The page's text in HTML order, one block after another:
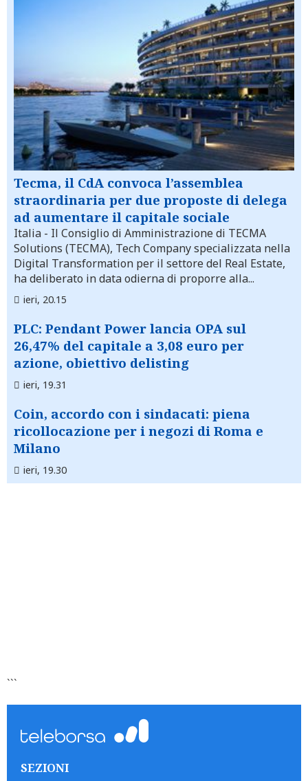
Tecma, il CdA convoca l’assemblea
straordinaria per due proposte di delega
ad aumentare il capitale sociale
Italia - Il Consiglio di Amministrazione di TECMA
Solutions (TECMA), Tech Company specializzata nella
Digital Transformation per il settore del Real Estate,
ha deliberato in data odierna di proporre alla...
ieri, 20.15
PLC: Pendant Power lancia OPA sul
26,47% del capitale a 3,08 euro per
azione, obiettivo delisting
ieri, 19.31
Coin, accordo con i sindacati: piena
ricollocazione per i negozi di Roma e
Milano
ieri, 19.30
```
SEZIONI